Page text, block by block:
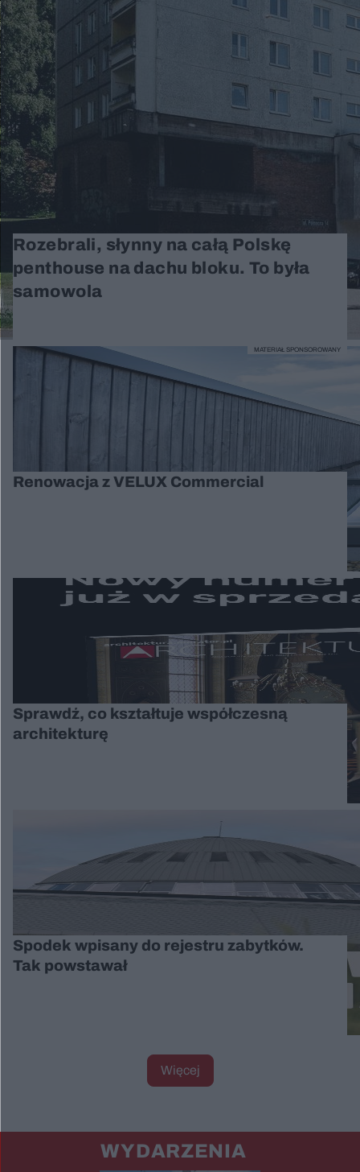
Rozebrali, słynny na całą Polskę
penthouse na dachu bloku. To była
samowola
Renowacja z VELUX Commercial
MATERIAŁ SPONSOROWANY
Sprawdź, co kształtuje współczesną
architekturę
Spodek wpisany do rejestru zabytków.
Tak powstawał
Więcej
WYDARZENIA